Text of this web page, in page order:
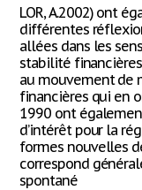
LOR, A.2002) ont
différentes
allées dans les
stabilité
au mouvement de
financières qui en
1990 ont
d’intérêt pour la
formes nouvelles
correspond
spontané